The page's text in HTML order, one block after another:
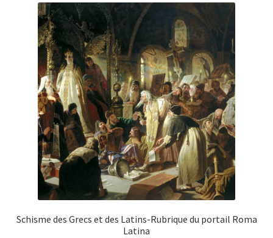
Schisme des Grecs et des Latins-Rubrique du portail Roma
Latina